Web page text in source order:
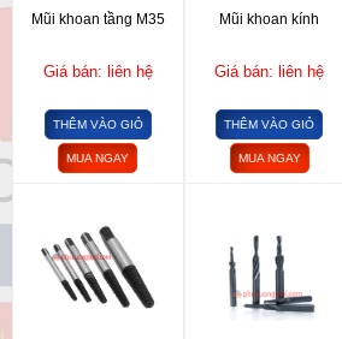
Mũi khoan tầng M35
Giá bán: liên hệ
THÊM VÀO GIỎ
MUA NGAY
Mũi khoan kính
Giá bán: liên hệ
THÊM VÀO GIỎ
MUA NGAY